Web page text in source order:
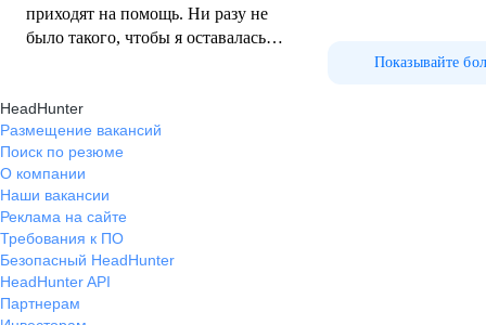
приходят на помощь. Ни разу не
было такого, чтобы я оставалась
если есть проблема, значит есть
ответственый, к кому с ней можно
прийти
Показывайте
HeadHunter
Размещение вакансий
Поиск по резюме
О компании
Наши вакансии
Реклама на сайте
Требования к ПО
Безопасный HeadHunter
HeadHunter API
Партнерам